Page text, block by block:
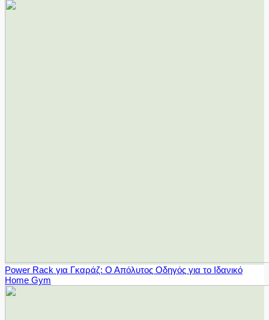
Power Rack για Γκαράζ: Ο Απόλυτος Οδηγός για το Ιδανικό
Home Gym